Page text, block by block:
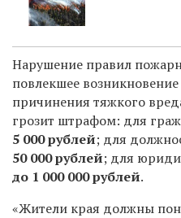
Нарушение правил
повлекшее
причинения тяжкого
грозит штрафом: для
5 000 рублей; для
50 000 рублей; для
до 1 000 000 рублей.
«Жители края должны